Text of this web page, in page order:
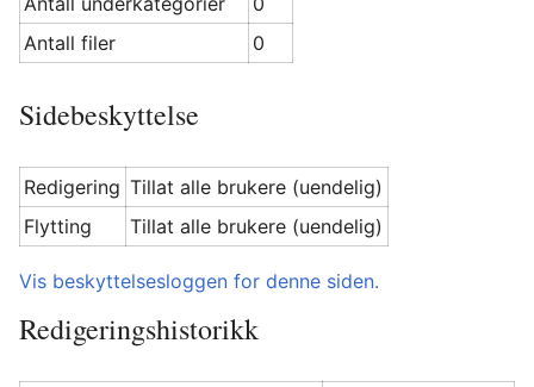
Antall filer
0
Sidebeskyttelse
Redigering Tillat alle brukere (uendelig)
Flytting
Tillat alle brukere (uendelig)
Vis beskyttelsesloggen for denne siden.
Redigeringshistorikk